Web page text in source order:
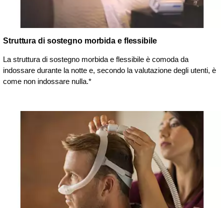
Struttura di sostegno morbida e flessibile
La struttura di sostegno morbida e flessibile è comoda da
indossare durante la notte e, secondo la valutazione degli utenti, è
come non indossare nulla.*